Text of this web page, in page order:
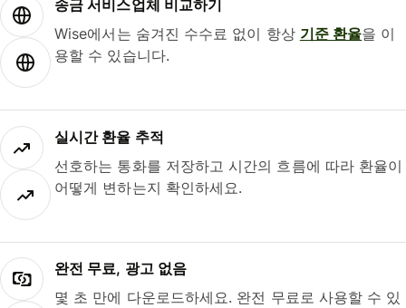
송금 서비스업체 비교하기
Wise에서는 숨겨진 수수료 없이 항상 기준 환율을 이
용할 수 있습니다.
실시간 환율 추적
선호하는 통화를 저장하고 시간의 흐름에 따라 환율이
어떻게 변하는지 확인하세요.
완전 무료, 광고 없음
몇 초 만에 다운로드하세요. 완전 무료로 사용할 수 있